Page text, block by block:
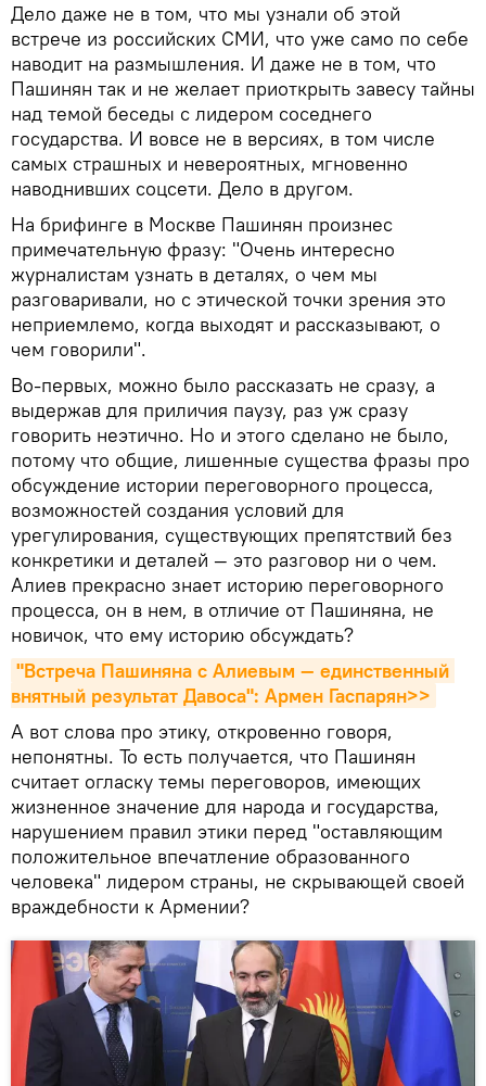
Дело даже не в том, что мы узнали об этой
встрече из российских СМИ, что уже само по себе
наводит на размышления. И даже не в том, что
Пашинян так и не желает приоткрыть завесу тайны
над темой беседы с лидером соседнего
государства. И вовсе не в версиях, в том числе
самых страшных и невероятных, мгновенно
наводнивших соцсети. Дело в другом.
На брифинге в Москве Пашинян произнес
примечательную фразу: "Очень интересно
журналистам узнать в деталях, о чем мы
разговаривали, но с этической точки зрения это
неприемлемо, когда выходят и рассказывают, о
чем говорили".
Во-первых, можно было рассказать не сразу, а
выдержав для приличия паузу, раз уж сразу
говорить неэтично. Но и этого сделано не было,
потому что общие, лишенные существа фразы про
обсуждение истории переговорного процесса,
возможностей создания условий для
урегулирования, существующих препятствий без
конкретики и деталей — это разговор ни о чем.
Алиев прекрасно знает историю переговорного
процесса, он в нем, в отличие от Пашиняна, не
новичок, что ему историю обсуждать?
"Встреча Пашиняна с Алиевым — единственный
внятный результат Давоса": Армен Гаспарян>>
А вот слова про этику, откровенно говоря,
непонятны. То есть получается, что Пашинян
считает огласку темы переговоров, имеющих
жизненное значение для народа и государства,
нарушением правил этики перед "оставляющим
положительное впечатление образованного
человека" лидером страны, не скрывающей своей
враждебности к Армении?